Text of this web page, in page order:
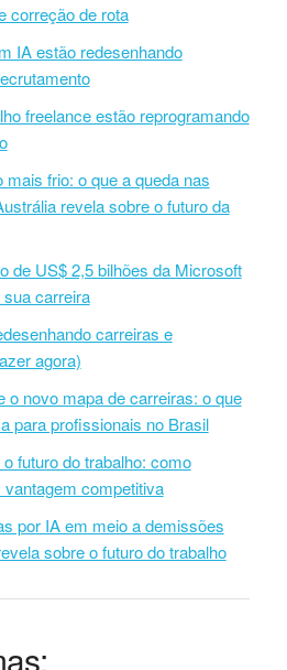
correção de rota
IA estão redesenhando
freelance estão reprogramando
mais frio: o que a queda nas
revela sobre o futuro da
de US$ 2,5 bilhões da Microsoft
carreira
carreiras e
agora)
o novo mapa de carreiras: o que
para profissionais no Brasil
futuro do trabalho: como
competitiva
por IA em meio a demissões
sobre o futuro do trabalho